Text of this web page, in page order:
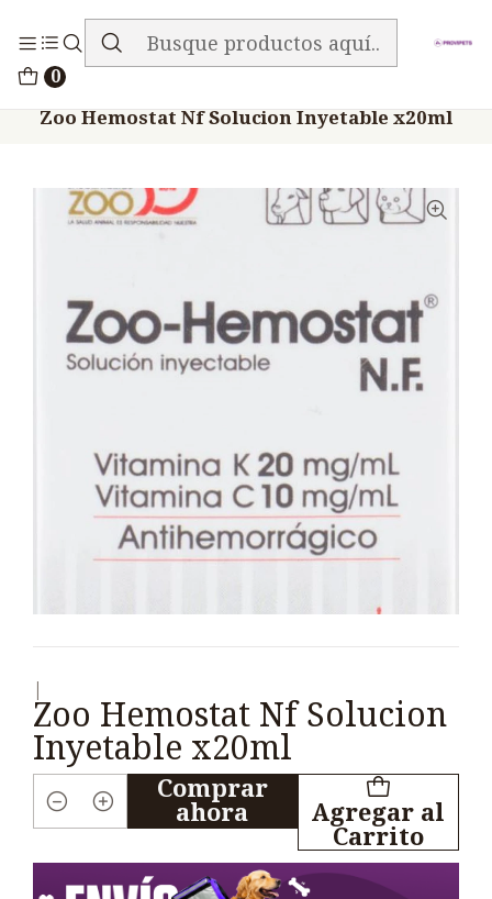
0
ENVIO GRATIS EN TODA LA TIENDA
Zoo Hemostat Nf Solucion Inyetable x20ml
Zoo Hemostat Nf Solucion
Inyetable x20ml
Cantidad
Agregar al
Carrito
Comprar
ahora